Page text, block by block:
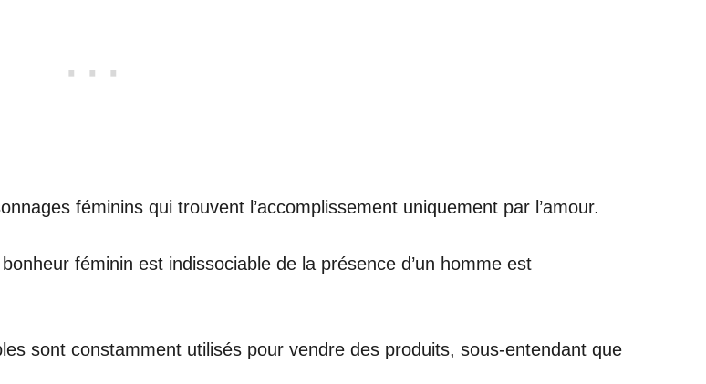
féminins qui trouvent l’accomplissement uniquement par l’amour.
féminin est indissociable de la présence d’un homme est
sont constamment utilisés pour vendre des produits, sous-entendant que